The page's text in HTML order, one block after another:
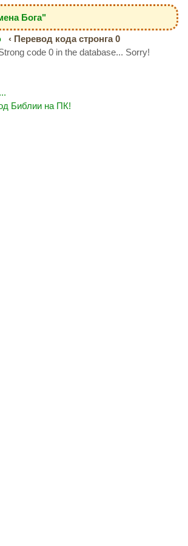
Бога"
‹ Перевод кода стронга 0
code 0 in the database... Sorry!
Библии на ПК!